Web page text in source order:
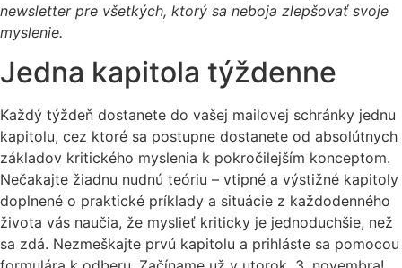
newsletter pre všetkých, ktorý sa neboja zlepšovať svoje
myslenie.
Jedna kapitola týždenne
Každý týždeň dostanete do vašej mailovej schránky jednu
kapitolu, cez ktoré sa postupne dostanete od absolútnych
základov kritického myslenia k pokročilejším konceptom.
Nečakajte žiadnu nudnú teóriu – vtipné a výstižné kapitoly
doplnené o praktické príklady a situácie z každodenného
života vás naučia, že myslieť kriticky je jednoduchšie, než
sa zdá. Nezmeškajte prvú kapitolu a prihláste sa pomocou